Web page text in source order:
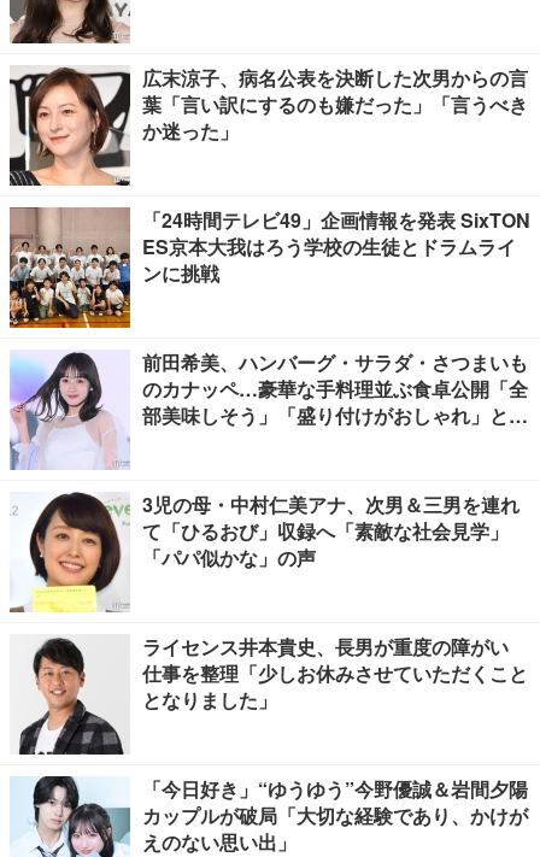
広末涼子、病名公表を決断した次男からの言
葉「言い訳にするのも嫌だった」「言うべき
か迷った」
「24時間テレビ49」企画情報を発表 SixTON
ES京本大我はろう学校の生徒とドラムライ
ンに挑戦
前田希美、ハンバーグ・サラダ・さつまいも
のカナッペ…豪華な手料理並ぶ食卓公開「全
部美味しそう」「盛り付けがおしゃれ」と絶
3児の母・中村仁美アナ、次男＆三男を連れ
て「ひるおび」収録へ「素敵な社会見学」
「パパ似かな」の声
ライセンス井本貴史、長男が重度の障がい
仕事を整理「少しお休みさせていただくこと
となりました」
「今日好き」“ゆうゆう”今野優誠＆岩間夕陽
カップルが破局「大切な経験であり、かけが
えのない思い出」